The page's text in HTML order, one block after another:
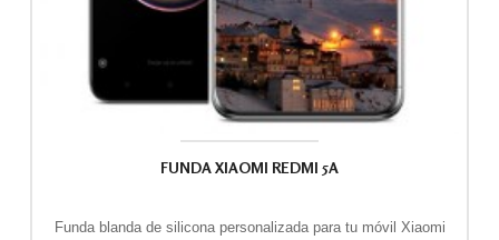
FUNDA XIAOMI REDMI 5A
Funda blanda de silicona personalizada para tu móvil Xiaomi